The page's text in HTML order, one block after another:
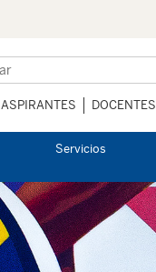
ASPIRANTES DOCENTES
Servicios